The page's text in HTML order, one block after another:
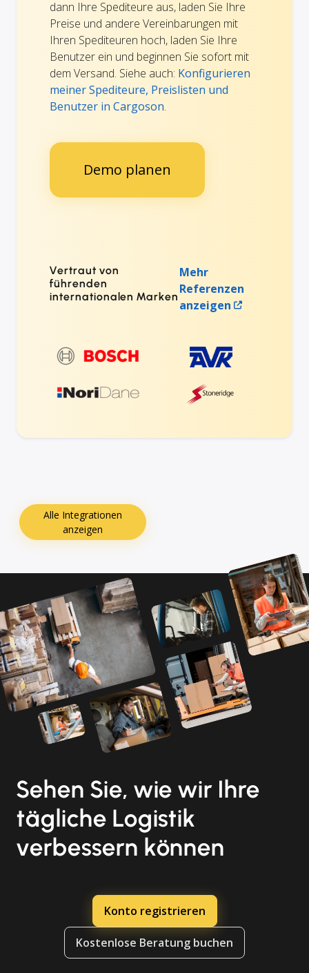
dann Ihre Spediteure aus, laden Sie Ihre
Preise und andere Vereinbarungen mit
Ihren Spediteuren hoch, laden Sie Ihre
Benutzer ein und beginnen Sie sofort mit
dem Versand. Siehe auch: Konfigurieren
meiner Spediteure, Preislisten und
Benutzer in Cargoson.
Demo planen
Vertraut von
führenden
internationalen Marken
Mehr
Referenzen
anzeigen
Alle Integrationen
anzeigen
Sehen Sie, wie wir Ihre
tägliche Logistik
verbessern können
Konto registrieren
Kostenlose Beratung buchen